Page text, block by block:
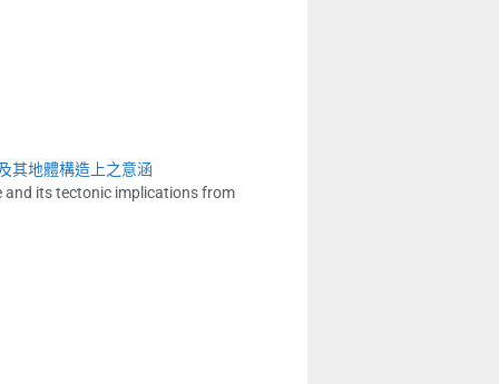
其地體構造上之意涵
and its tectonic implications from